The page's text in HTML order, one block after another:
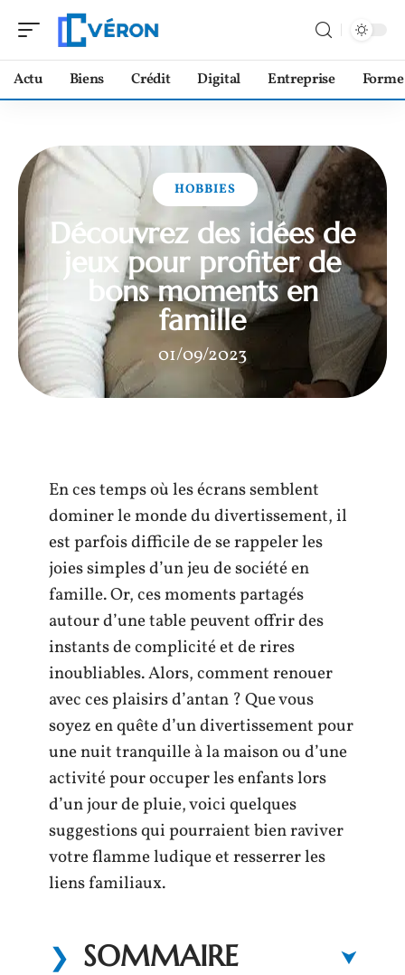
Actu Biens Crédit Digital Entreprise Forme
HOBBIES
Découvrez des idées de
jeux pour profiter de
bons moments en
famille
01/09/2023
En ces temps où les écrans semblent
dominer le monde du divertissement, il
est parfois difficile de se rappeler les
joies simples d’un jeu de société en
famille. Or, ces moments partagés
autour d’une table peuvent offrir des
instants de complicité et de rires
inoubliables. Alors, comment renouer
avec ces plaisirs d’antan ? Que vous
soyez en quête d’un divertissement pour
une nuit tranquille à la maison ou d’une
activité pour occuper les enfants lors
d’un jour de pluie, voici quelques
suggestions qui pourraient bien raviver
votre flamme ludique et resserrer les
liens familiaux.
SOMMAIRE